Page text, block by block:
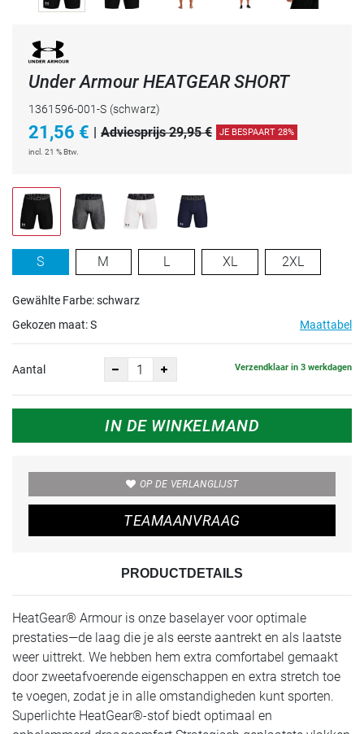
Under Armour HEATGEAR SHORT
1361596-001-S (schwarz)
21,56 € | Adviesprijs 29,95 € JE BESPAART 28%
incl. 21 % Btw.
S M L XL 2XL
Gewählte Farbe: schwarz
Gekozen maat:S Maattabel
Aantal Verzendklaar in 3 werkdagen
IN DE WINKELMAND
OP DE VERLANGLIJST
TEAMAANVRAAG
PRODUCTDETAILS
HeatGear® Armour is onze baselayer voor optimale
prestaties—de laag die je als eerste aantrekt en als laatste
weer uittrekt. We hebben hem extra comfortabel gemaakt
door zweetafvoerende eigenschappen en extra stretch toe
te voegen, zodat je in alle omstandigheden kunt sporten.
Superlichte HeatGear®-stof biedt optimaal en